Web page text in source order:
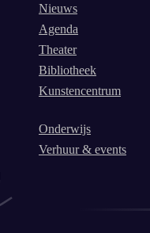
Nieuws
Agenda
Theater
Bibliotheek
Kunstencentrum
Onderwijs
Verhuur & events